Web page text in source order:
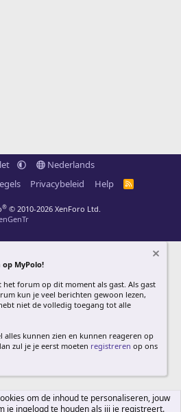
Nederlands
Privacybeleid Help
R
® © 2010-2026 XenForo Ltd.
MyPolo!
het forum op dit moment als gast. Als gast
kun je veel berichten gewoon lezen,
niet de volledig toegang tot alle
alles kunnen zien en kunnen reageren op
zul je je eerst moeten registreren op ons
om de inhoud te personaliseren, jouw
je ingelogd te houden als jij je registreert.